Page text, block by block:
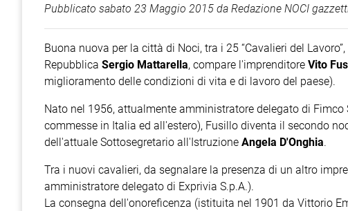
Pubblicato sabato 23 Maggio 2015 da Redazione NOCI
Buona nuova per la città di Noci, tra i 25 “Cavalieri del
Repubblica Sergio Mattarella, compare l'imprenditore Vito
miglioramento delle condizioni di vita e di lavoro del paese).
Nato nel 1956, attualmente amministratore delegato di
commesse in Italia ed all'estero), Fusillo diventa il secondo
dell'attuale Sottosegretario all'Istruzione Angela D'Onghia.
Tra i nuovi cavalieri, da segnalare la presenza di un altro
amministratore delegato di Exprivia S.p.A.).
La consegna dell'onoreficenza (istituita nel 1901 da Vittorio